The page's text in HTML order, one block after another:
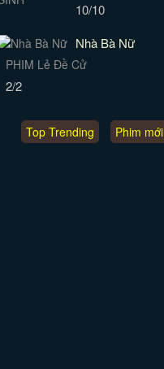
10/10
Nhà Bà Nữ
PHIM Lẻ Đề Cử
2/2
Top Trending Phim mới